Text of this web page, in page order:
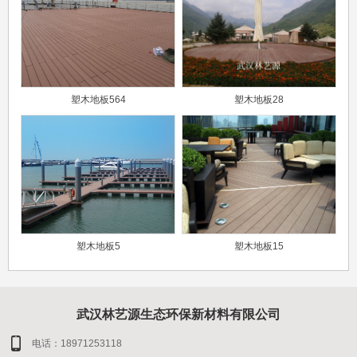
塑木地板564 塑木地板28
塑木地板5 塑木地板15
武汉林艺源生态环保新材料有限公司
电话：18971253118